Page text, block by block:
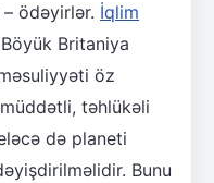
ödəyirlər. İqlim
Britaniya
öz
təhlükəli
də planeti
Bunu